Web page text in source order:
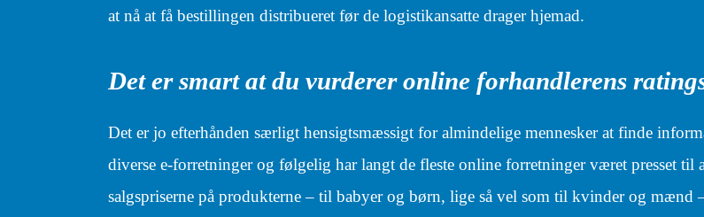
at nå at få bestillingen distribueret før de logistikansatte drager hjemad.
Det er smart at du vurderer online forhandlerens
Det er jo efterhånden særligt hensigtsmæssigt for almindelige mennesker at finde
diverse e-forretninger og følgelig har langt de fleste online forretninger været presset til
salgspriserne på produkterne – til babyer og børn, lige så vel som til kvinder og mænd